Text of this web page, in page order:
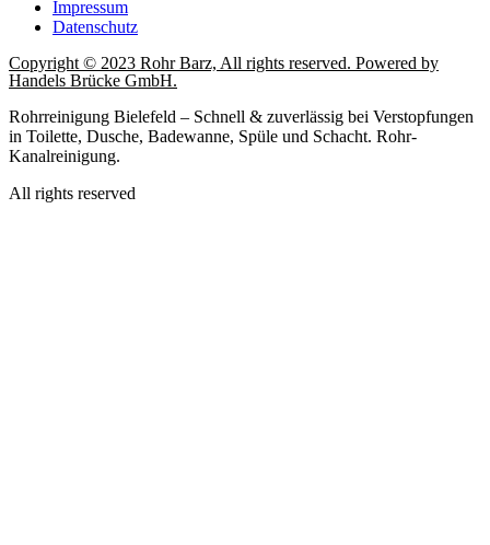
Impressum
Datenschutz
Copyright © 2023 Rohr Barz, All rights reserved. Powered by
Handels Brücke GmbH.
Rohrreinigung Bielefeld – Schnell & zuverlässig bei Verstopfungen
in Toilette, Dusche, Badewanne, Spüle und Schacht. Rohr-
Kanalreinigung.
All rights reserved